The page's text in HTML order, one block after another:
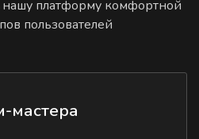
платформу комфортной
пользователей
мастера